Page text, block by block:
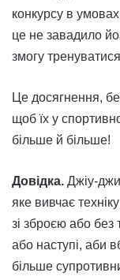
конкурсу в
це не завадило
змогу
Це досягнення,
щоб їх у
більше й більше!
Довідка. Джіу-
яке вивчає
зі зброєю або без
або наступі, аби
більше